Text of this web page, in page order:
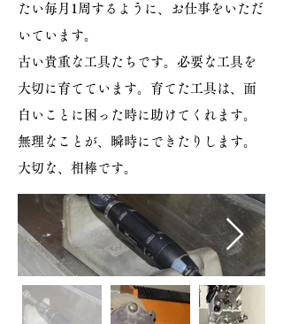
たい毎月1周するように、お仕事をいただ
いています。
古い貴重な工具たちです。 必要な工具を
大切に育てています。 育てた工具は、面
白いことに困った時に助けてくれます。
無理なことが、瞬時にできたりします。
大切な、相棒です。